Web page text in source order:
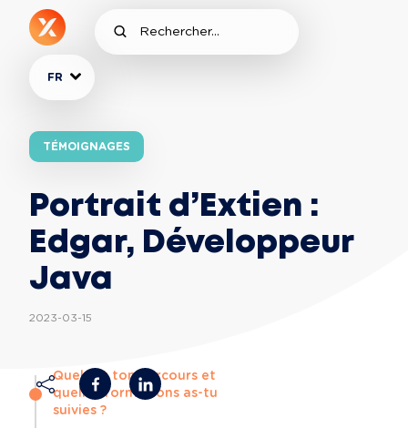
FR
TÉMOIGNAGES
Portrait d’Extien :
Edgar, Développeur
Java
2023-03-15
Quel est ton parcours et
quelles formations as-tu
suivies ?